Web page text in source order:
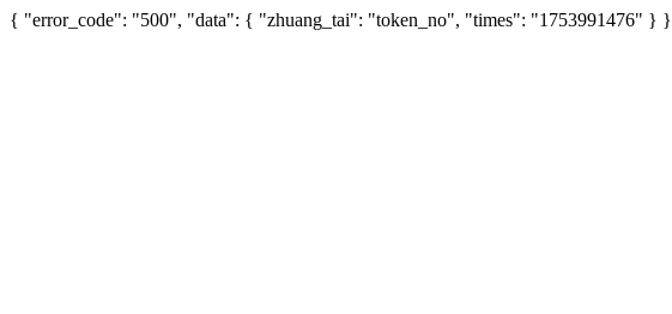
{ "error_code": "500", "data": { "zhuang_tai": "token_no", "times": "1753991476" } }